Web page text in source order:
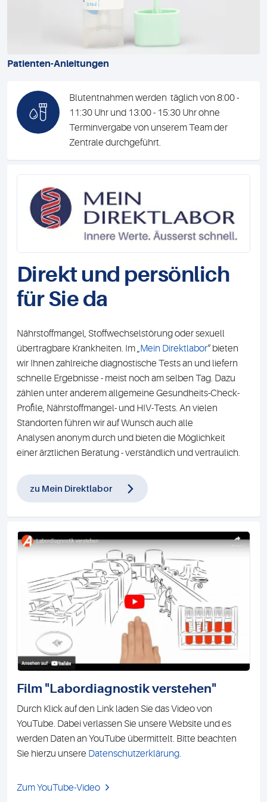
Patienten-Anleitungen
Blutentnahmen werden täglich von 8:00 -
11:30 Uhr und 13:00 - 15:30 Uhr ohne
Terminvergabe von unserem Team der
Zentrale durchgeführt.
Direkt und persönlich
für Sie da
Nährstoffmangel, Stoffwechselstörung oder sexuell
übertragbare Krankheiten. Im „Mein Direktlabor“ bieten
wir Ihnen zahlreiche diagnostische Tests an und liefern
schnelle Ergebnisse - meist noch am selben Tag. Dazu
zählen unter anderem allgemeine Gesundheits-Check-
Profile, Nährstoffmangel- und HIV-Tests. An vielen
Standorten führen wir auf Wunsch auch alle
Analysen anonym durch und bieten die Möglichkeit
einer ärztlichen Beratung - verständlich und vertraulich.
zu Mein Direktlabor
Film "Labordiagnostik verstehen"
Durch Klick auf den Link laden Sie das Video von
YouTube. Dabei verlassen Sie unsere Website und es
werden Daten an YouTube übermittelt. Bitte beachten
Sie hierzu unsere Datenschutzerklärung.
Zum YouTube-Video